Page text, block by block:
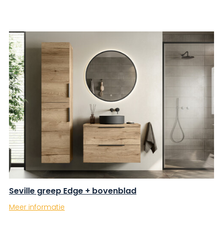
Seville greep Edge + bovenblad
Meer informatie